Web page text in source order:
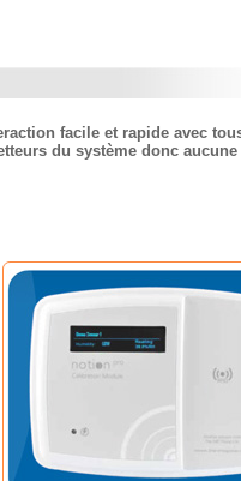
facile et rapide avec
du système donc